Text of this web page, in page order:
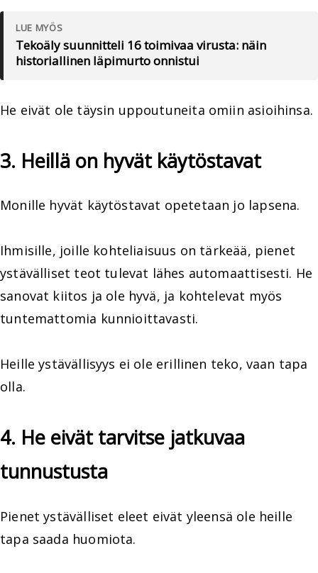
LUE MYÖS
Tekoäly suunnitteli 16 toimivaa virusta: näin
historiallinen läpimurto onnistui
He eivät ole täysin uppoutuneita omiin asioihinsa.
3. Heillä on hyvät käytöstavat
Monille hyvät käytöstavat opetetaan jo lapsena.
Ihmisille, joille kohteliaisuus on tärkeää, pienet
ystävälliset teot tulevat lähes automaattisesti. He
sanovat kiitos ja ole hyvä, ja kohtelevat myös
tuntemattomia kunnioittavasti.
Heille ystävällisyys ei ole erillinen teko, vaan tapa
olla.
4. He eivät tarvitse jatkuvaa
tunnustusta
Pienet ystävälliset eleet eivät yleensä ole heille
tapa saada huomiota.